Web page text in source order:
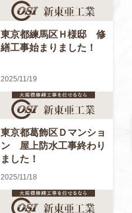
東京都練馬区Ｈ様邸 修
繕工事始まりました！
2025/11/19
東京都葛飾区Ｄマンショ
ン 屋上防水工事終わり
ました！
2025/11/18